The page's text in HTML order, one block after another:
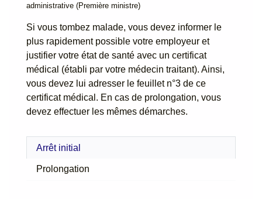
administrative (Première ministre)
Si vous tombez malade, vous devez informer le
plus rapidement possible votre employeur et
justifier votre état de santé avec un certificat
médical (établi par votre médecin traitant). Ainsi,
vous devez lui adresser le feuillet n°3 de ce
certificat médical. En cas de prolongation, vous
devez effectuer les mêmes démarches.
Arrêt initial
Prolongation